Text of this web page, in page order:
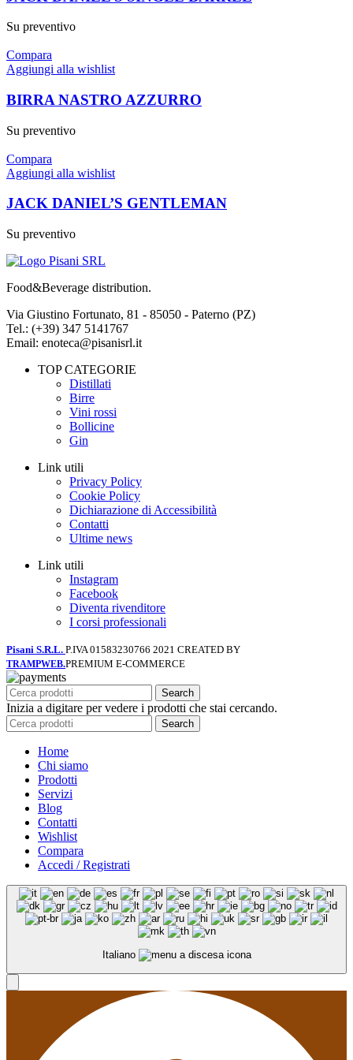
Su preventivo
Compara
Aggiungi alla wishlist
BIRRA NASTRO AZZURRO
Su preventivo
Compara
Aggiungi alla wishlist
JACK DANIEL’S GENTLEMAN
Su preventivo
Food&Beverage distribution.
Via Giustino Fortunato, 81 - 85050 - Paterno (PZ)
Tel.: (+39) 347 5141767
Email: enoteca@pisanisrl.it
TOP CATEGORIE
Distillati
Birre
Vini rossi
Bollicine
Gin
Link utili
Privacy Policy
Cookie Policy
Dichiarazione di Accessibilità
Contatti
Ultime news
Link utili
Instagram
Facebook
Diventa rivenditore
I corsi professionali
Pisani S.R.L. P.IVA 01583230766 2021 CREATED BY
TRAMPWEB.PREMIUM E-COMMERCE
Search
Inizia a digitare per vedere i prodotti che stai cercando.
Search
Home
Chi siamo
Prodotti
Servizi
Blog
Contatti
Wishlist
Compara
Accedi / Registrati
Italiano